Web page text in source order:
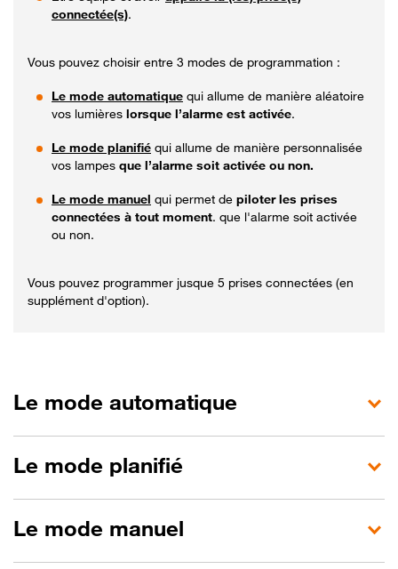
connectée(s).
Vous pouvez choisir entre 3 modes de programmation :
Le mode automatique qui allume de manière aléatoire
vos lumières lorsque l’alarme est activée.
Le mode planifié qui allume de manière personnalisée
vos lampes que l’alarme soit activée ou non.
Le mode manuel qui permet de piloter les prises
connectées à tout moment. que l'alarme soit activée
ou non.
Vous pouvez programmer jusque 5 prises connectées (en
supplément d'option).
Le mode automatique
Le mode planifié
Le mode manuel